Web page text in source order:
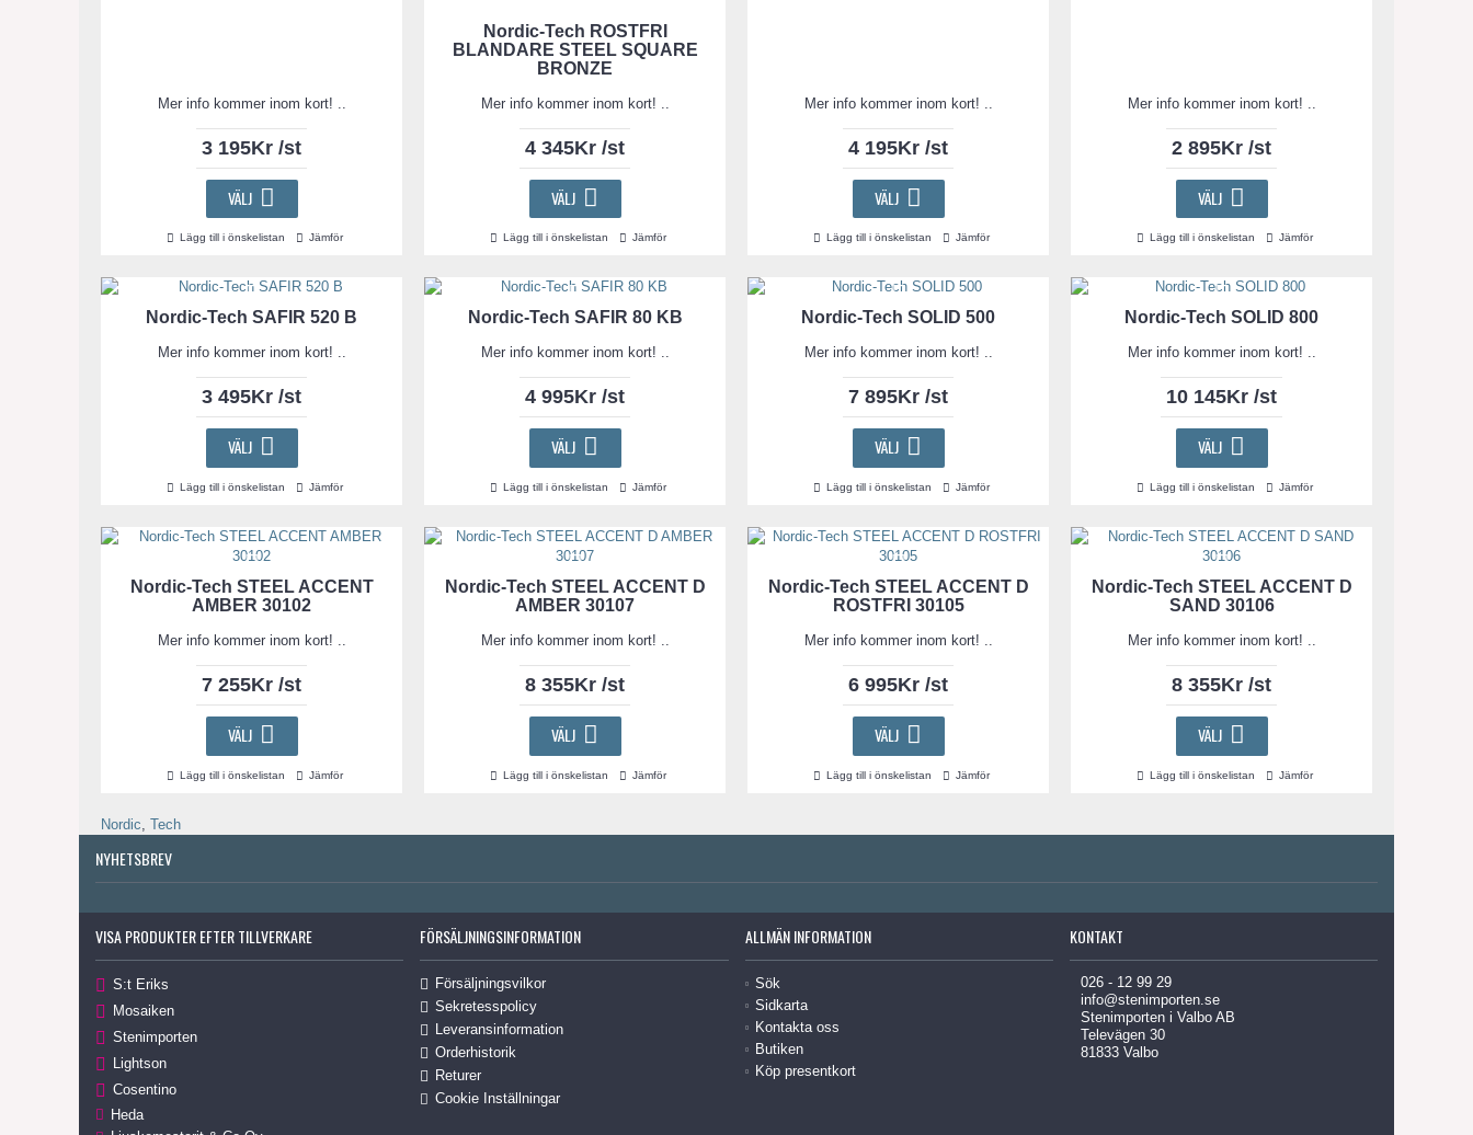
Mer info kommer inom kort! ..
3 195Kr /st
VÄLJ
Lägg till i önskelistan Jämför
Nordic-Tech ROSTFRI
BLANDARE STEEL SQUARE
BRONZE
Mer info kommer inom kort! ..
4 345Kr /st
VÄLJ
Lägg till i önskelistan Jämför
Mer info kommer inom kort! ..
4 195Kr /st
VÄLJ
Lägg till i önskelistan Jämför
Mer info kommer inom kort! ..
2 895Kr /st
VÄLJ
Lägg till i önskelistan Jämför
Nordic-Tech SAFIR 520 B
Mer info kommer inom kort! ..
3 495Kr /st
VÄLJ
Lägg till i önskelistan Jämför
Nordic-Tech SAFIR 80 KB
Mer info kommer inom kort! ..
4 995Kr /st
VÄLJ
Lägg till i önskelistan Jämför
Nordic-Tech SOLID 500
Mer info kommer inom kort! ..
7 895Kr /st
VÄLJ
Lägg till i önskelistan Jämför
Nordic-Tech SOLID 800
Mer info kommer inom kort! ..
10 145Kr /st
VÄLJ
Lägg till i önskelistan Jämför
Nordic-Tech STEEL ACCENT
AMBER 30102
Mer info kommer inom kort! ..
7 255Kr /st
VÄLJ
Lägg till i önskelistan Jämför
Nordic-Tech STEEL ACCENT D
AMBER 30107
Mer info kommer inom kort! ..
8 355Kr /st
VÄLJ
Lägg till i önskelistan Jämför
Nordic-Tech STEEL ACCENT D
ROSTFRI 30105
Mer info kommer inom kort! ..
6 995Kr /st
VÄLJ
Lägg till i önskelistan Jämför
Nordic-Tech STEEL ACCENT D
SAND 30106
Mer info kommer inom kort! ..
8 355Kr /st
VÄLJ
Lägg till i önskelistan Jämför
Nordic Tech
NYHETSBREV
VISA PRODUKTER EFTER TILLVERKARE
S:t Eriks
Mosaiken
Stenimporten
Lightson
Cosentino
Heda
FÖRSÄLJNINGSINFORMATION
Försäljningsvilkor
Sekretesspolicy
Leveransinformation
Orderhistorik
Returer
Cookie Inställningar
ALLMÄN INFORMATION
Sök
Sidkarta
Kontakta oss
Butiken
Köp presentkort
KONTAKT
026 - 12 99 29
info@stenimporten.se
Stenimporten i Valbo AB
Televägen 30
81833 Valbo